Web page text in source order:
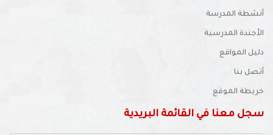
أنشطة المدرسة
الأجندة المدرسية
دليل المواقع
أتصل بنا
خريطة الموقع
سجل معنا في القائمة البريدية